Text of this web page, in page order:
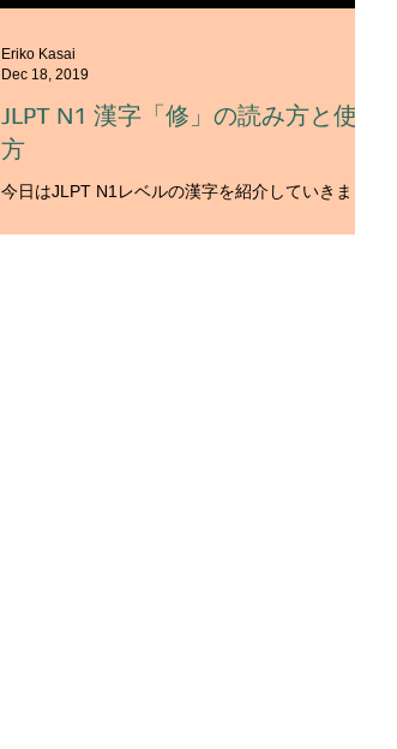
JLPT N1 漢字「修」の読み方と使い
方
今日はJLPT N1レベルの漢字を紹介していきま
Eriko Kasai
Dec 18, 2019